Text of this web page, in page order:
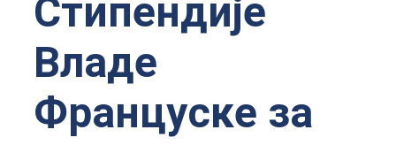
Стипендије
Владе
Француске за